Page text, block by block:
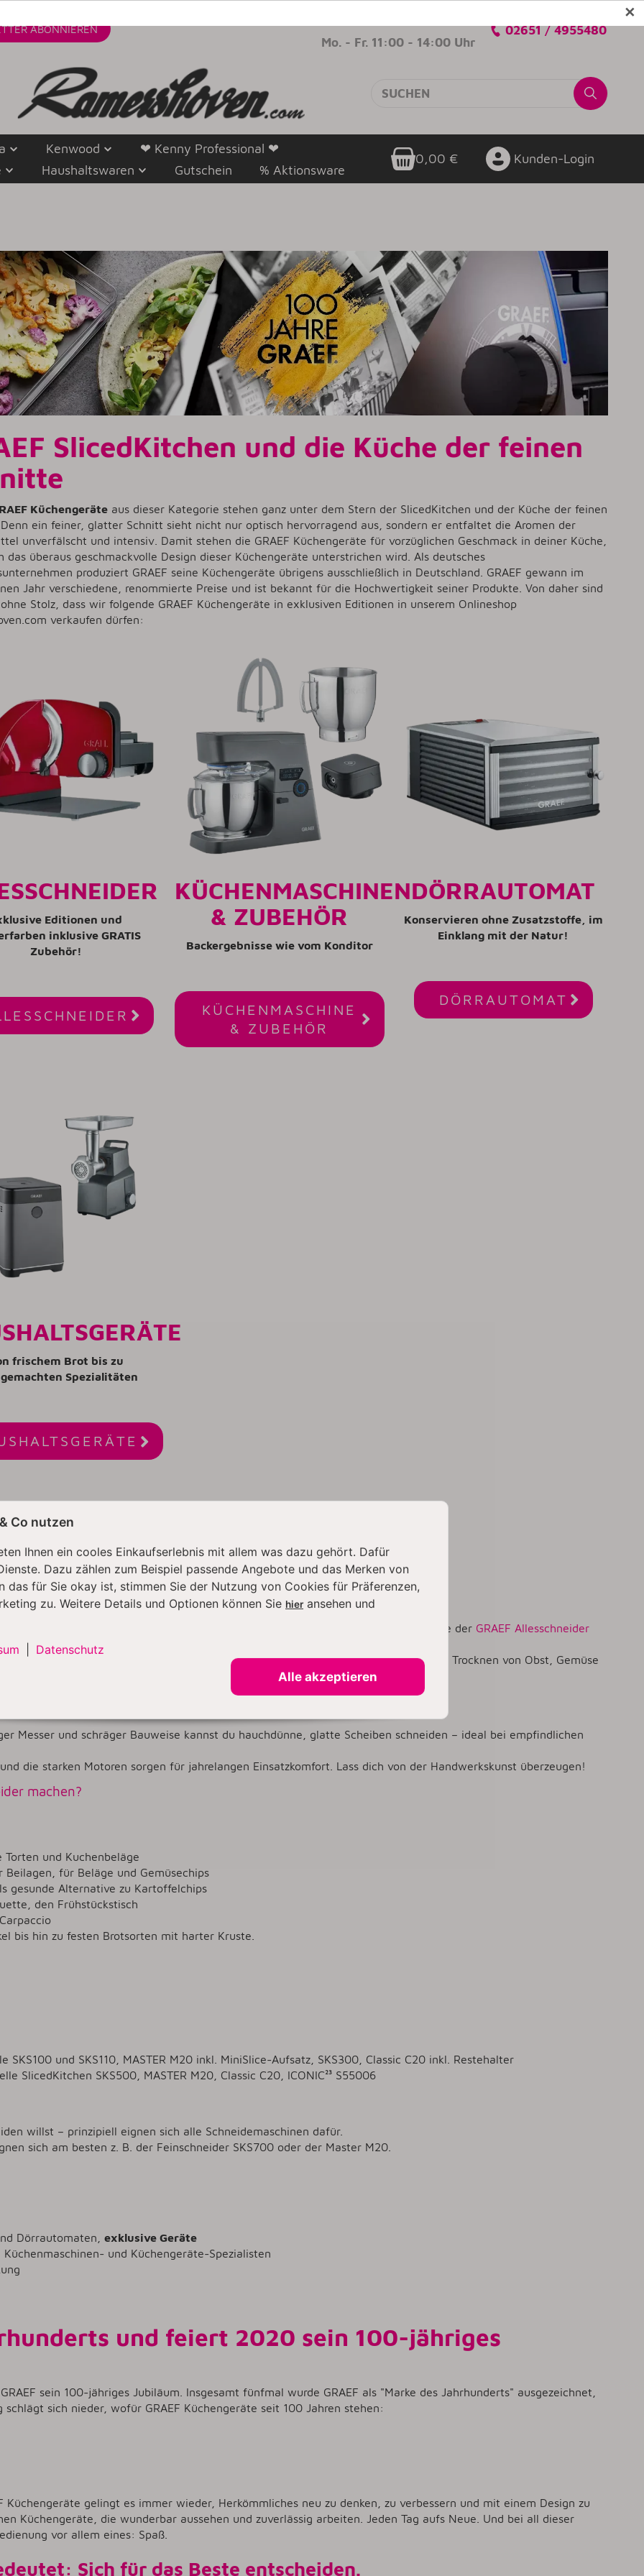
✕
ABONNIEREN
Mo. - Fr. 11:00 - 14:00 Uhr
02651 / 4955480
Kenwood
❤ Kenny Professional ❤
Haushaltswaren Gutschein % Aktionsware
0,00 € Kunden-Login
SlicedKitchen und die Küche der feinen
Küchengeräte aus dieser Kategorie stehen ganz unter dem Stern der SlicedKitchen und der Küche der feinen
ein feiner, glatter Schnitt sieht nicht nur optisch hervorragend aus, sondern er entfaltet die Aromen der
unverfälscht und intensiv. Damit stehen die GRAEF Küchengeräte für vorzüglichen Geschmack in deiner Küche,
das überaus geschmackvolle Design dieser Küchengeräte unterstrichen wird. Als deutsches
produziert GRAEF seine Küchengeräte übrigens ausschließlich in Deutschland. GRAEF gewann im
Jahr verschiedene, renommierte Preise und ist bekannt für die Hochwertigkeit seiner Produkte. Von daher sind
Stolz, dass wir folgende GRAEF Küchengeräte in exklusiven Editionen in unserem Onlineshop
verkaufen dürfen:
Editionen und
inklusive GRATIS
Zubehör!

KÜCHENMASCHINEN
& ZUBEHÖR
Backergebnisse wie vom Konditor
KÜCHENMASCHINE
& ZUBEHÖR

DÖRRAUTOMAT
Konservieren ohne Zusatzstoffe, im
Einklang mit der Natur!
DÖRRAUTOMAT 
frischem Brot bis zu
Spezialitäten

zu GRAEF
Marke GRAEF?
in exklusiven Farben wie der GRAEF Allesschneider
SKS300 in Matt Schwarz
und
in Silber mit sechs oder 10 hochwertigen Tabletts und Silikonmatte zum Trocknen von Obst, Gemüse
GRAEF-Spektrum für feine Schnitte und gesunde Dörrideen.
Messer und schräger Bauweise kannst du hauchdünne, glatte Scheiben schneiden – ideal bei empfindlichen
die starken Motoren sorgen für jahrelangen Einsatzkomfort. Lass dich von der Handwerkskunst überzeugen!
machen?
und Kuchenbeläge
für Beläge und Gemüsechips
gesunde Alternative zu Kartoffelchips
den Frühstückstisch
bis hin zu festen Brotsorten mit harter Kruste.
SKS100 und SKS110, MASTER M20 inkl. MiniSlice-Aufsatz, SKS300, Classic C20 inkl. Restehalter
SlicedKitchen SKS500, MASTER M20, Classic C20, ICONIC²³ S55006
willst – prinzipiell eignen sich alle Schneidemaschinen dafür.
sich am besten z. B. der Feinschneider SKS700 oder der Master M20.
Dörrautomaten, exklusive Geräte
und Küchengeräte-Spezialisten
und feiert 2020 sein 100-jähriges
sein 100-jähriges Jubiläum. Insgesamt fünfmal wurde GRAEF als "Marke des Jahrhunderts" ausgezeichnet,
sich nieder, wofür GRAEF Küchengeräte seit 100 Jahren stehen:
Küchengeräte gelingt es immer wieder, Herkömmliches neu zu denken, zu verbessern und mit einem Design zu
Küchengeräte, die wunderbar aussehen und zuverlässig arbeiten. Jeden Tag aufs Neue. Und bei all dieser
vor allem eines: Spaß.
Sich für das Beste entscheiden.
Co nutzen
Ihnen ein cooles Einkaufserlebnis mit allem was dazu gehört. Dafür
Dazu zählen zum Beispiel passende Angebote und das Merken von
das für Sie okay ist, stimmen Sie der Nutzung von Cookies für Präferenzen,
zu. Weitere Details und Optionen können Sie hier ansehen und
Datenschutz
Alle akzeptieren